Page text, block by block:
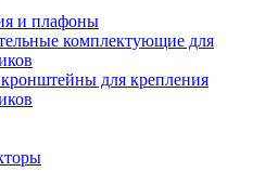
и плафоны
комплектующие для
для крепления